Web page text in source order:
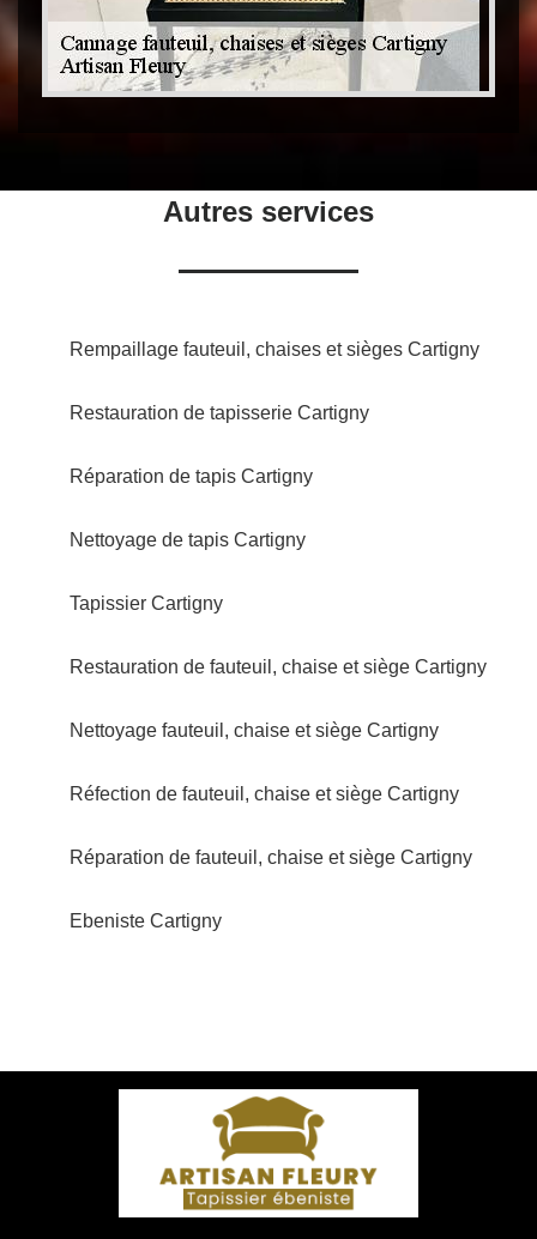
Autres services
Rempaillage fauteuil, chaises et sièges Cartigny
Restauration de tapisserie Cartigny
Réparation de tapis Cartigny
Nettoyage de tapis Cartigny
Tapissier Cartigny
Restauration de fauteuil, chaise et siège Cartigny
Nettoyage fauteuil, chaise et siège Cartigny
Réfection de fauteuil, chaise et siège Cartigny
Réparation de fauteuil, chaise et siège Cartigny
Ebeniste Cartigny